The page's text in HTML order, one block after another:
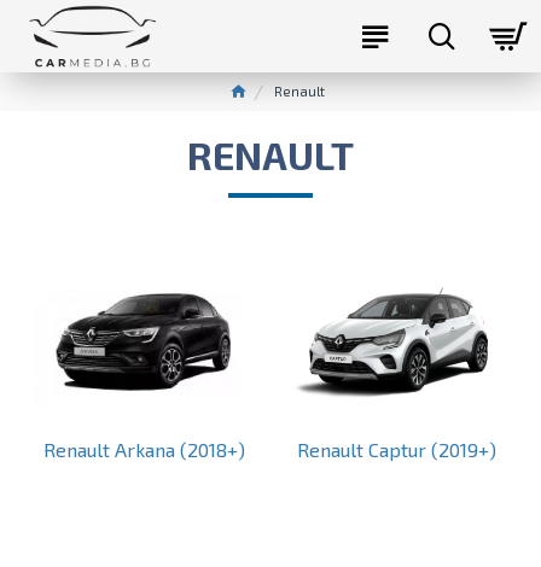
Renault
RENAULT
Renault Arkana (2018+) Renault Captur (2019+)